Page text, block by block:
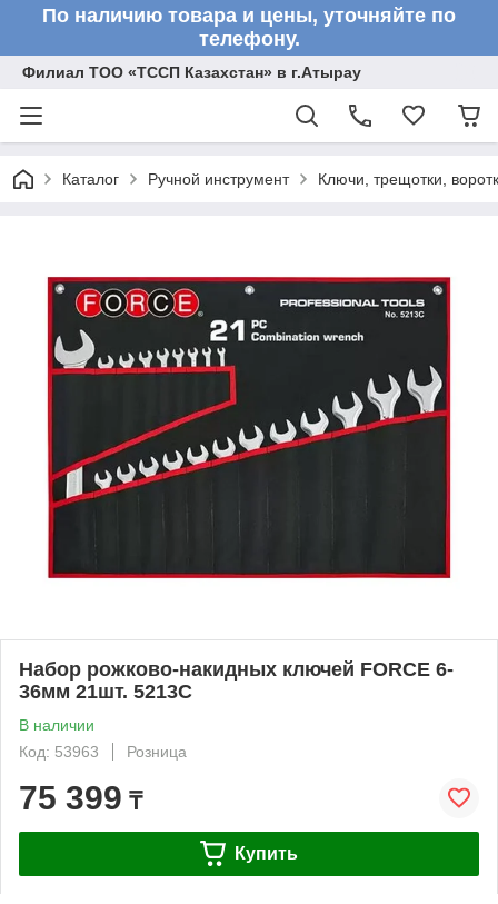
По наличию товара и цены, уточняйте по
телефону.
Филиал ТОО «ТССП Казахстан» в г.Атырау
Каталог Ручной инструмент Ключи, трещотки,
Набор рожково-накидных ключей FORCE 6-
36мм 21шт. 5213C
В наличии
Код: 53963
Розница
75 399 ₸
Купить